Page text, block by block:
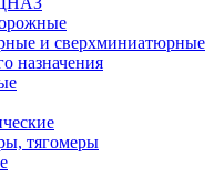
и сверхминиатюрные
назначения
тягомеры